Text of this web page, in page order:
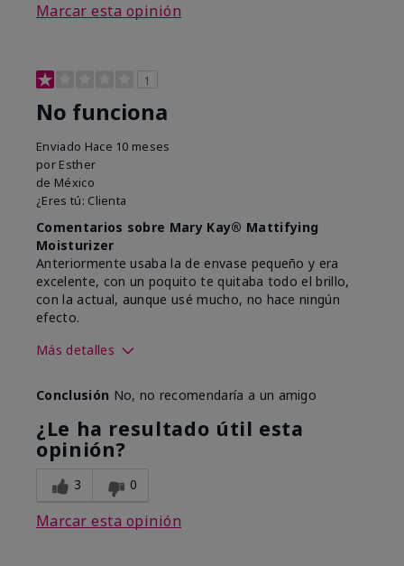
Marcar esta opinión
1
No funciona
Enviado Hace 10 meses
por Esther
de México
¿Eres tú: Clienta
Comentarios sobre Mary Kay® Mattifying
Moisturizer
Anteriormente usaba la de envase pequeño y era
excelente, con un poquito te quitaba todo el brillo,
con la actual, aunque usé mucho, no hace ningún
efecto.
Más detalles
¿Qué te llevó a probar este
producto?
Piel brillosa
¿Cuál fue tu experiencia de uso
general con este producto?
Ningún efecto
Conclusión No, no recomendaría a un amigo
¿Le ha resultado útil esta
opinión?
3 0
Marcar esta opinión